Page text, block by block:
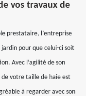
vos travaux de
prestataire, l’entreprise
pour que celui-ci soit
Avec l’agilité de son
de votre taille de haie est
à regarder avec son